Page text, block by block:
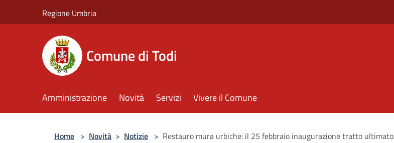
Regione Umbria
Comune di Todi
Amministrazione Novità Servizi Vivere il Comune
Home > Novità > Notizie > Restauro mura urbiche: il 25 febbraio inaugurazione tratto ultimato